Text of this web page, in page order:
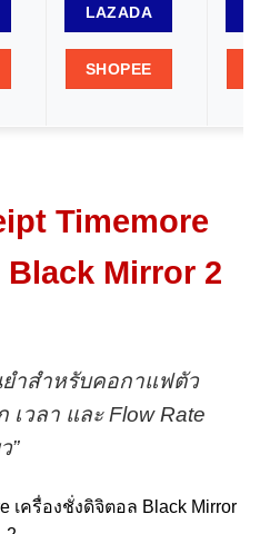
LAZADA
SHOPEE
Timemore
Black Mirror 2
ำสำหรับคอกาแฟตัว
เวลา และ Flow Rate
”